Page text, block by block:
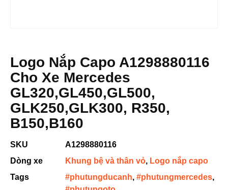
Logo Nắp Capo A1298880116
Cho Xe Mercedes
GL320,GL450,GL500,
GLK250,GLK300, R350,
B150,B160
SKU
A1298880116
Dòng xe
Khung bệ và thân vỏ, Logo nắp capo
Tags
#phutungducanh, #phutungmercedes,